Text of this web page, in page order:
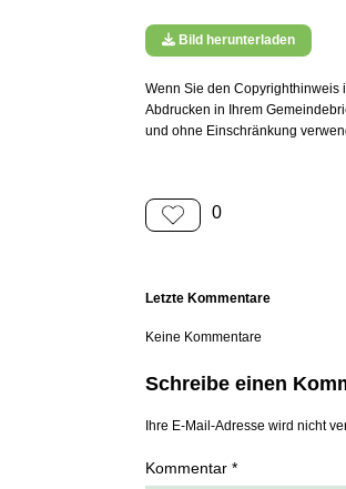
Bild herunterladen
Wenn Sie den Copyrighthinweis
Abdrucken in Ihrem
und ohne Einschränkung
0
Letzte Kommentare
Keine Kommentare
Schreibe einen
Ihre E-Mail-Adresse wird nicht
Kommentar *